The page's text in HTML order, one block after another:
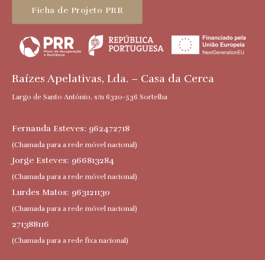
Ficha de Projeto PRR
Raízes Apelativas, Lda. – Casa da Cerca
Largo de Santo António, s/n 6320-536 Sortelha
Fernanda Esteves: 962472718
(Chamada para a rede móvel nacional)
Jorge Esteves: 966813284
(Chamada para a rede móvel nacional)
Lurdes Matos: 963121130
(Chamada para a rede móvel nacional)
271388116
(Chamada para a rede fixa nacional)